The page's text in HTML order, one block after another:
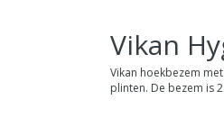
Vikan
Vikan hoekbezem
plinten. De bezem is